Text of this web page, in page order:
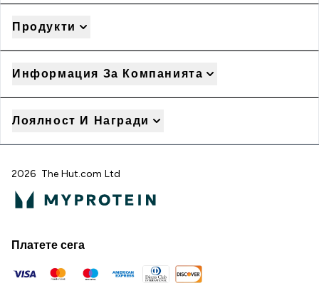
Продукти
Информация За Компанията
Лоялност И Награди
2026 The Hut.com Ltd
Платете сега